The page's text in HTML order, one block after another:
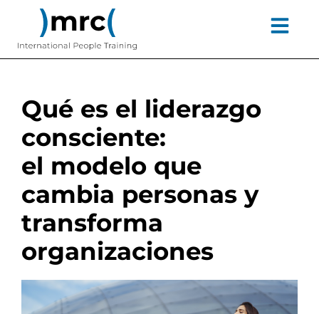
contenido
contenido
Qué es el liderazgo
consciente:
el modelo que
cambia personas y
transforma
organizaciones